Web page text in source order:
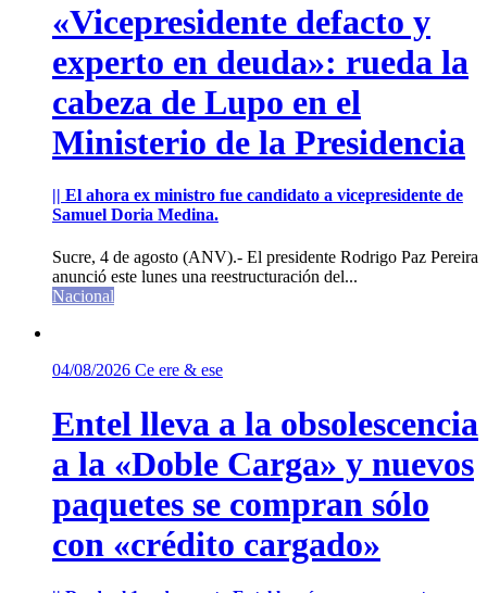
«Vicepresidente defacto y
experto en deuda»: rueda la
cabeza de Lupo en el
Ministerio de la Presidencia
|| El ahora ex ministro fue candidato a vicepresidente de
Samuel Doria Medina.
Sucre, 4 de agosto (ANV).- El presidente Rodrigo Paz Pereira
anunció este lunes una reestructuración del...
Nacional
04/08/2026 Ce ere & ese
Entel lleva a la obsolescencia
a la «Doble Carga» y nuevos
paquetes se compran sólo
con «crédito cargado»